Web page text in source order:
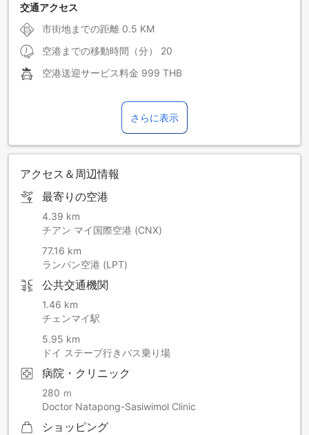
ポルトガル語
韓国語
交通アクセス
市街地までの距離 0.5 KM
空港までの移動時間（分）
20
空港送迎サービス料金 999 THB
さらに表示
アクセス＆周辺情報
最寄りの空港
4.39 km
チアン マイ国際空港 (CNX)
77.16 km
ランパン空港 (LPT)
公共交通機関
1.46 km
チェンマイ駅
5.95 km
ドイ ステープ行きバス乗り場
病院・クリニック
280 ｍ
Doctor Natapong-Sasiwimol Clinic
ショッピング